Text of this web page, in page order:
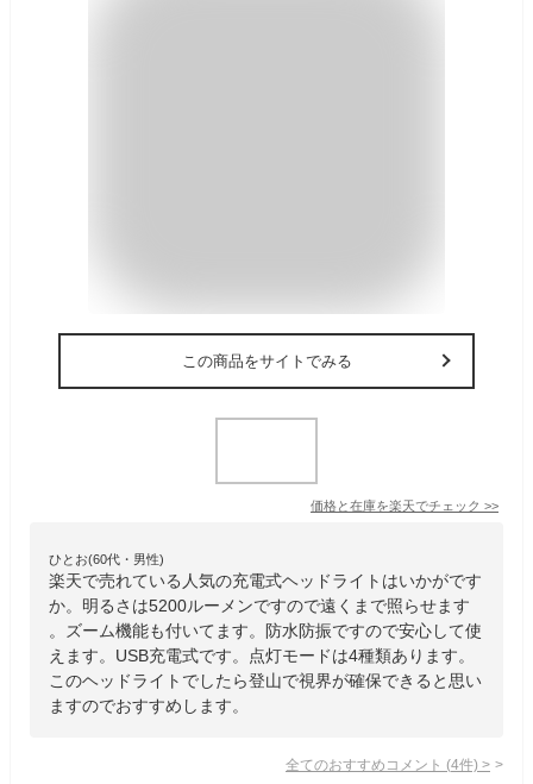
この商品をサイトでみる
価格と在庫を楽天でチェック >>
ひとお(60代・男性)
楽天で売れている人気の充電式ヘッドライトはいかがです
か。明るさは5200ルーメンですので遠くまで照らせます
。ズーム機能も付いてます。防水防振ですので安心して使
えます。USB充電式です。点灯モードは4種類あります。
このヘッドライトでしたら登山で視界が確保できると思い
ますのでおすすめします。
全てのおすすめコメント (4件) >